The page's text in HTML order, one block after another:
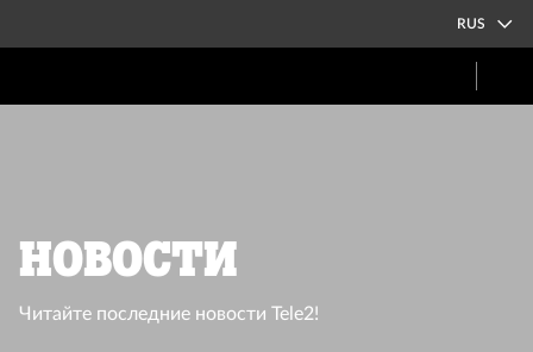
RUS
Новости
Читайте последние новости Tele2!